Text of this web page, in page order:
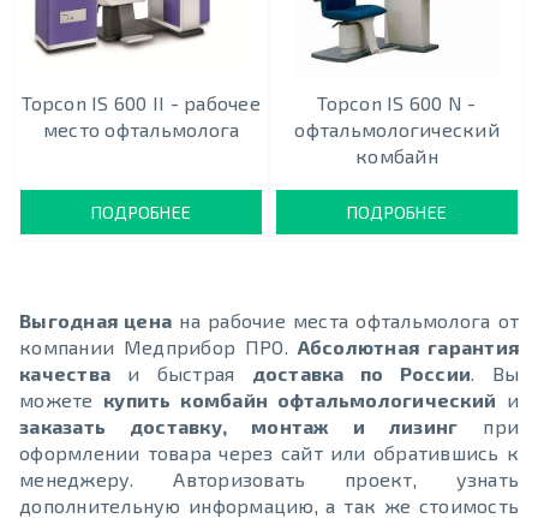
Topcon IS 600 II - рабочее
место офтальмолога
ПОДРОБНЕЕ
Topcon IS 600 N -
офтальмологический
комбайн
ПОДРОБНЕЕ
Выгодная цена на рабочие места офтальмолога от
компании Медприбор ПРО. Абсолютная гарантия
качества и быстрая доставка по России . Вы
можете купить комбайн офтальмологический и
заказать доставку, монтаж и лизинг при
оформлении товара через сайт или обратившись к
менеджеру. Авторизовать проект, узнать
дополнительную информацию, а так же стоимость